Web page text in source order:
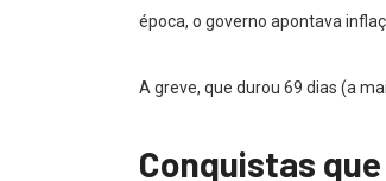
época, o governo apontava
A greve, que durou 69 dias (a
Conquistas